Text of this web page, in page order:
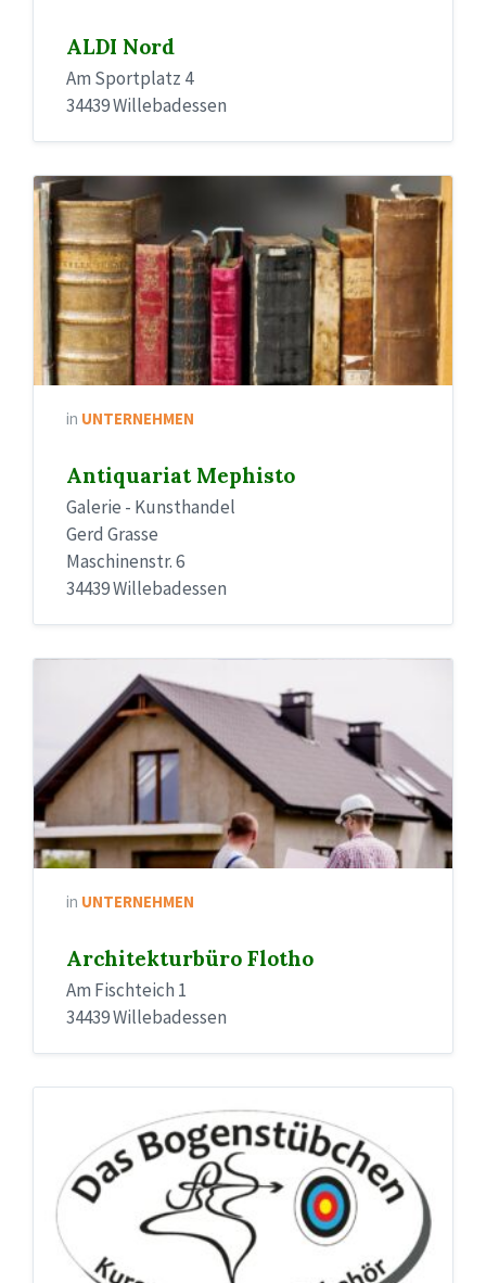
ALDI Nord
Am Sportplatz 4
34439 Willebadessen
in UNTERNEHMEN
Antiquariat Mephisto
Galerie - Kunsthandel
Gerd Grasse
Maschinenstr. 6
34439 Willebadessen
in UNTERNEHMEN
Architekturbüro Flotho
Am Fischteich 1
34439 Willebadessen